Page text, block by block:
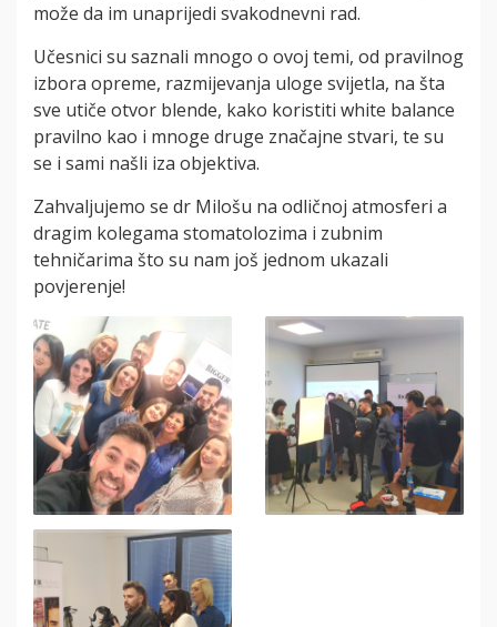
može da im unaprijedi svakodnevni rad.
Učesnici su saznali mnogo o ovoj temi, od pravilnog
izbora opreme, razmijevanja uloge svijetla, na šta
sve utiče otvor blende, kako koristiti white balance
pravilno kao i mnoge druge značajne stvari, te su
se i sami našli iza objektiva.
Zahvaljujemo se dr Milošu na odličnoj atmosferi a
dragim kolegama stomatolozima i zubnim
tehničarima što su nam još jednom ukazali
povjerenje!